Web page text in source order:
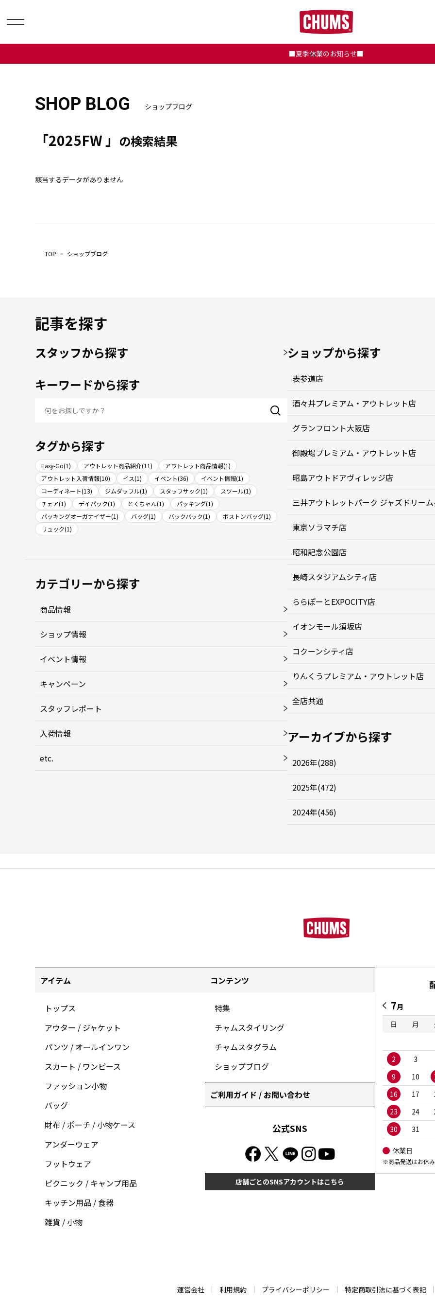
■夏季休業のお知らせ■
SHOP BLOG ショップブログ
「2025FW 」 の検索結果
該当するデータがありません
TOP > ショップブログ
記事を探す
スタッフから探す
キーワードから探す
タグから探す
Easy-Go(1) アウトレット商品紹介(11)
アウトレット商品情報(1)
アウトレット入荷情報(10)
イス(1) イベント(36)
イベント情報(1)
コーディネート(13)
ジムダッフル(1) スタッフサック(1)
スツール(1)
チェア(1)
デイパック(1) とくちゃん(1)
パッキング(1)
パッキングオーガナイザー(1)
バッグ(1) バックパック(1)
ボストンバッグ(1)
リュック(1)
カテゴリーから探す
商品情報
ショップ情報
イベント情報
キャンペーン
スタッフレポート
入荷情報
etc.
ショップから探す
表参道店
酒々井プレミアム・アウトレット店
グランフロント大阪店
御殿場プレミアム・アウトレット店
昭島アウトドアヴィレッジ店
三井アウトレットパーク ジャズドリー
東京ソラマチ店
昭和記念公園店
長崎スタジアムシティ店
ららぽーとEXPOCITY店
イオンモール須坂店
コクーンシティ店
りんくうプレミアム・アウトレット店
全店共通
アーカイブから探す
2026年(288)
2025年(472)
2024年(456)
アイテム
トップス
アウター / ジャケット
パンツ / オールインワン
スカート / ワンピース
ファッション小物
バッグ
財布 / ポーチ / 小物ケース
アンダーウェア
フットウェア
ピクニック / キャンプ用品
キッチン用品 / 食器
雑貨 / 小物
コンテンツ
特集
チャムスタイリング
チャムスタグラム
ショップブログ
ご利用ガイド / お問い合わせ
公式SNS
店舗ごとのSNSアカウントはこちら
7月
日
月
2
3
9
10
16
17
23
24
30
31
休業日
※商品発送はお休
運営会社 利用規約 プライバシーポリシー 特定商取引法に基づく表記